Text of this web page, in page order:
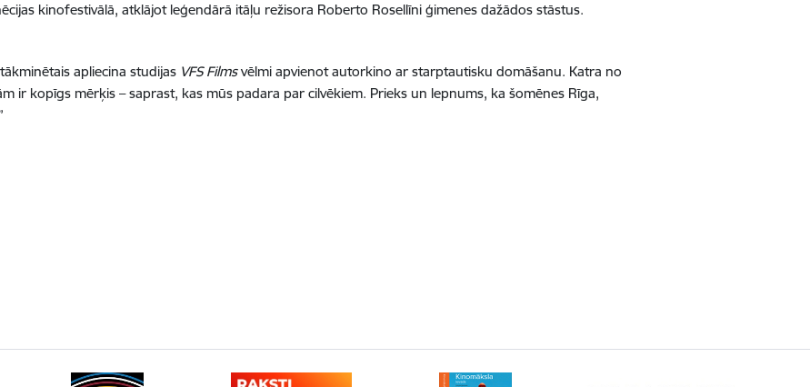
kinofestivālā, atklājot leģendārā itāļu režisora Roberto Rosellīni ģimenes dažādos stāstus.
apliecina studijas VFS Filmsvēlmi apvienot autorkino ar starptautisku domāšanu. Katra no
ir kopīgs mērķis – saprast, kas mūs padara par cilvēkiem. Prieks un lepnums, ka šomēnes Rīga,